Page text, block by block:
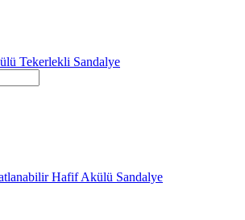
Tekerlekli Sandalye
Hafif Akülü Sandalye